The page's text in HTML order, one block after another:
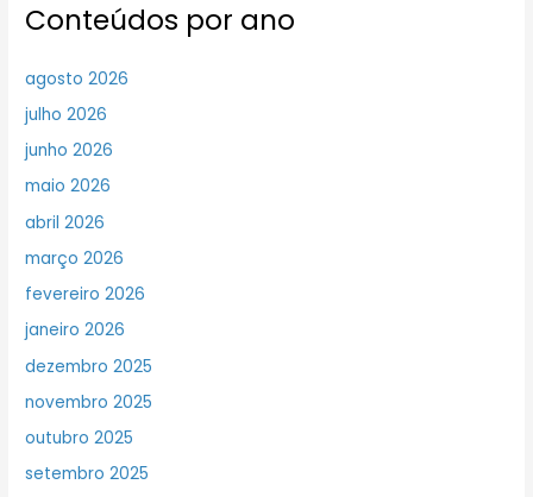
Conteúdos por ano
agosto 2026
julho 2026
junho 2026
maio 2026
abril 2026
março 2026
fevereiro 2026
janeiro 2026
dezembro 2025
novembro 2025
outubro 2025
setembro 2025